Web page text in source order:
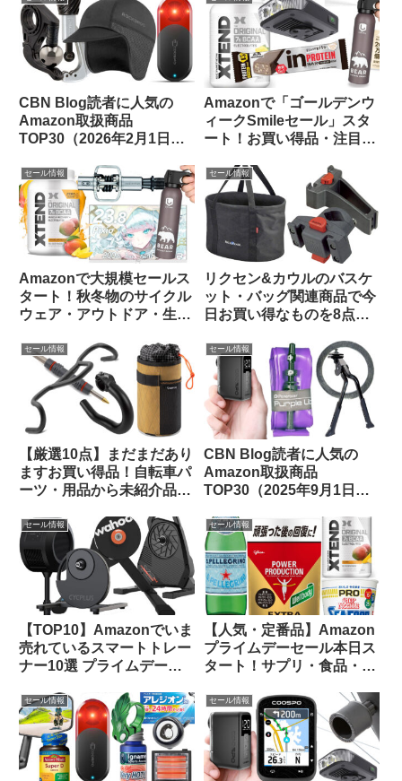
CBN Blog読者に人気の
Amazon取扱商品
TOP30（2026年2月1日
Amazonで「ゴールデンウ
ィークSmileセール」スタ
ート！お買い得品・注目品
ップしてご紹介します
セール情報
Amazonで大規模セールス
タート！秋冬物のサイクル
ウェア・アウトドア・生活
クアップしてみました
セール情報
リクセン&カウルのバスケ
ット・バッグ関連商品で今
日お買い得なものを8点ご
セール情報
【厳選10点】まだまだあり
ますお買い得品！自転車パ
ーツ・用品から未紹介品を
【Amazon プライムデーセ
ール】
セール情報
CBN Blog読者に人気の
Amazon取扱商品
TOP30（2025年9月1日
セール情報
【TOP10】Amazonでいま
売れているスマートトレー
ナー10選 プライムデーセ
セール情報
【人気・定番品】Amazon
プライムデーセール本日ス
タート！サプリ・食品・飲
ップしてみました
セール情報 セール情報